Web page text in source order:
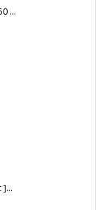
...
]...